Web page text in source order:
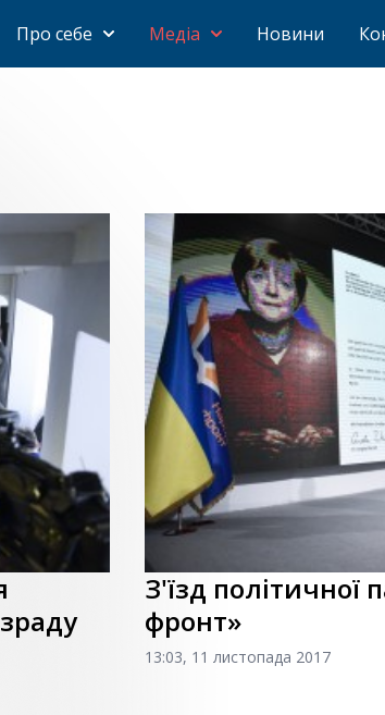
Про себе Медіа Новини
З'їзд політичної
фронт»
13:03, 11 листопада 2017